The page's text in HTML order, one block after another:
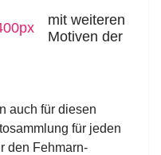
mit weiteren
Motiven der
auch für diesen
für jeden
den Fehmarn-